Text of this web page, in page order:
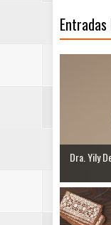
Dra. Yily